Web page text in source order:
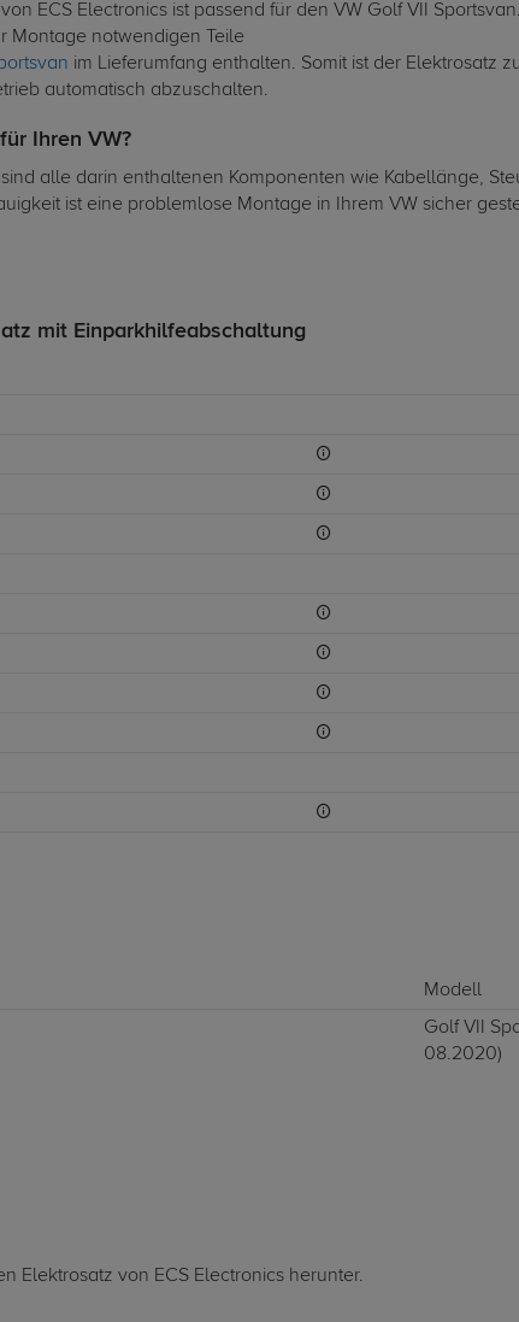
ECS Electronics ist passend für den VW Golf VII
Montage notwendigen Teile
im Lieferumfang enthalten. Somit ist der Elektrosatz
automatisch abzuschalten.
Ihren VW?
alle darin enthaltenen Komponenten wie Kabellänge,
ist eine problemlose Montage in Ihrem VW sicher
mit Einparkhilfeabschaltung
Modell
Golf VII
08.2020)
Elektrosatz von ECS Electronics herunter.